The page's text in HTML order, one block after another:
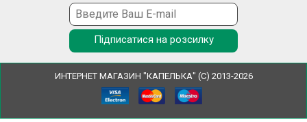
Підписатися на розсилку
ИНТЕРНЕТ МАГАЗИН "КАПЕЛЬКА" (С) 2013-2026